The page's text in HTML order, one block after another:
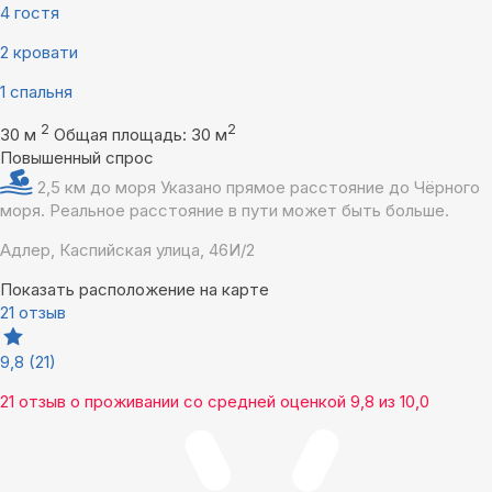
4 гостя
2 кровати
1 спальня
30 м 2 Общая площадь: 30 м2
Повышенный спрос
2,5 км до моря Указано прямое расстояние до Чёрного
моря. Реальное расстояние в пути может быть больше.
Адлер, Каспийская улица, 46И/2
Показать расположение на карте
21 отзыв
9,8 (21)
21 отзыв о проживании со средней оценкой 9,8 из 10,0